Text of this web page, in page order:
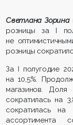
Светлана Зорина
розницы за I
не
розницы
За I полугодие
на 10,5%.
магазинов.
сократилась на
сократилась
ассортимента